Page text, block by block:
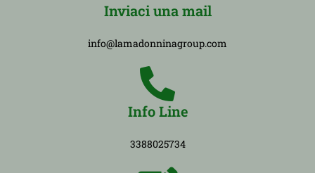
Inviaci una mail
info@lamadonninagroup.com
Info Line
3388025734